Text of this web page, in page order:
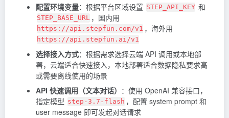
配置环境变量：根据平台区域设置 STEP_API_KEY 和
STEP_BASE_URL ，国内用
https://api.stepfun.com/v1 ，海外用
https://api.stepfun.ai/v1
选择接入方式：根据需求选择云端 API 调用或本地部
署，云端适合快速接入，本地部署适合数据隐私要求高
或需要离线使用的场景
API 快速调用（文本对话） ：使用 OpenAI 兼容接口，
指定模型 step-3.7-flash ，配置 system prompt 和
user message 即可发起对话请求